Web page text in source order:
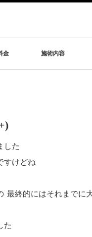
金 施術内容
した
すけどね
最終的にはそれまでに
た